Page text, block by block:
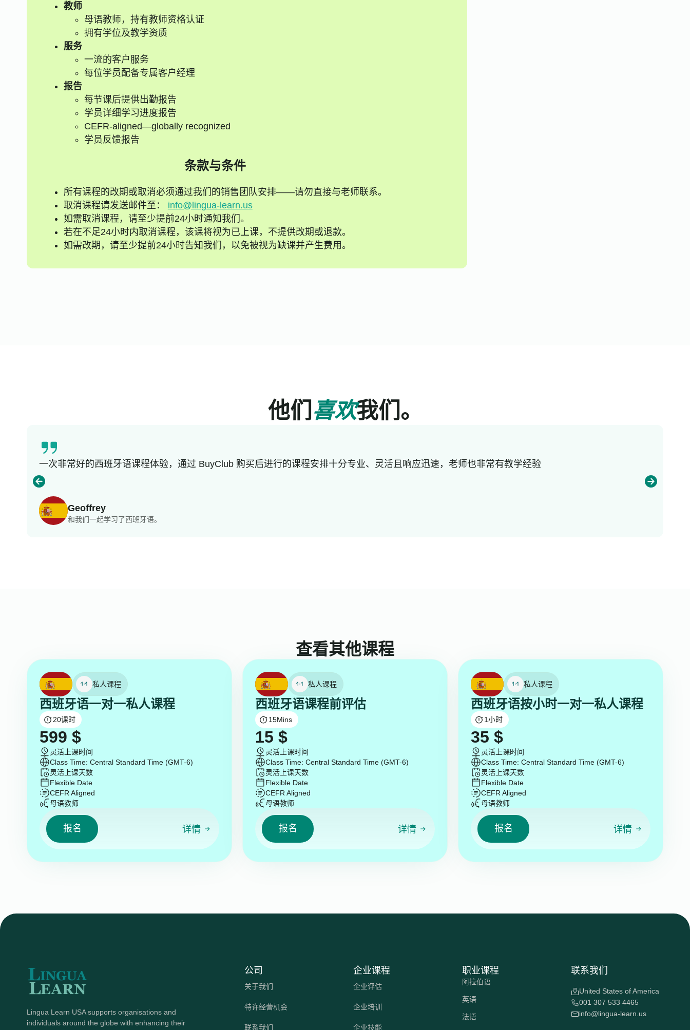
教师
母语教师，持有教师资格认证
拥有学位及教学资质
服务
一流的客户服务
每位学员配备专属客户经理
报告
每节课后提供出勤报告
学员详细学习进度报告
CEFR-aligned—globally recognized
学员反馈报告
条款与条件
所有课程的改期或取消必须通过我们的销售团队安排——请勿直接与老师联系。
取消课程请发送邮件至： info@lingua-learn.us
如需取消课程，请至少提前24小时通知我们。
若在不足24小时内取消课程，该课将视为已上课，不提供改期或退款。
如需改期，请至少提前24小时告知我们，以免被视为缺课并产生费用。
他们 喜欢我们。
Geoffrey
和我们一起学习了西班牙语。
一次非常好的西班牙语课程体验，通过 BuyClub 购买后进行的课程安排十分专业、灵活且响应迅速，老师也非常有教学经验
查看其他课程
私人课程
西班牙语一对一私人课程
20课时
599 $
灵活上课时间
Class Time: Central Standard Time (GMT-6)
灵活上课天数
Flexible Date
CEFR Aligned
母语教师
报名 详情
私人课程
西班牙语课程前评估
15Mins
15 $
灵活上课时间
Class Time: Central Standard Time (GMT-6)
灵活上课天数
Flexible Date
CEFR Aligned
母语教师
报名 详情
私人课程
西班牙语按小时一对一私人课程
1小时
35 $
灵活上课时间
Class Time: Central Standard Time (GMT-6)
灵活上课天数
Flexible Date
CEFR Aligned
母语教师
报名 详情
Lingua Learn USA supports organisations and
individuals around the globe with enhancing their
公司
关于我们
特许经营机会
联系我们
企业课程
企业评估
企业培训
企业技能
职业课程
阿拉伯语
英语
法语
联系我们
United States of America
001 307 533 4465
info@lingua-learn.us